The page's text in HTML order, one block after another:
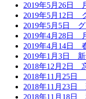
2019年5月26日
2019年5月12日
2019年5月5日
2019年4月28日
2019年4月14日
2019年1月3日
2018年12月2日
2018年11月25日
2018年11月23日
2018年11月18日